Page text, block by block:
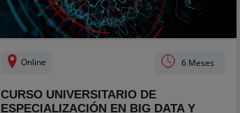
Online 6 Meses
CURSO UNIVERSITARIO DE
ESPECIALIZACIÓN EN BIG DATA Y